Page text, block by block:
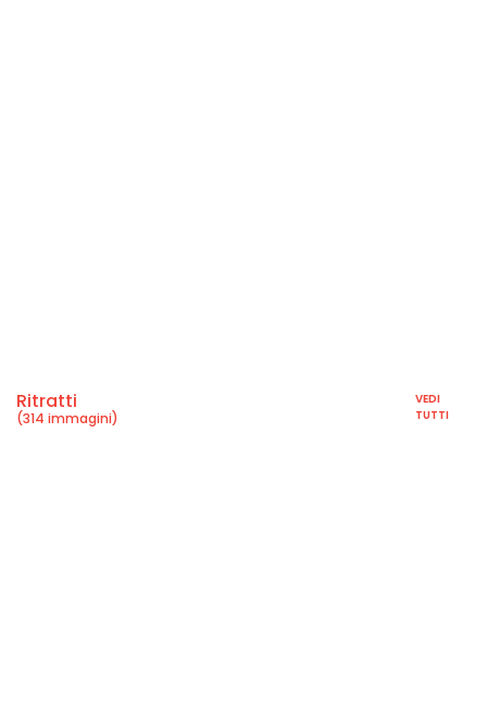
Ritratti
(314 immagini)
VEDI
TUTTI